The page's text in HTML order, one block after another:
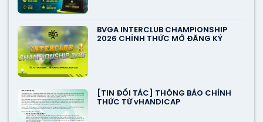
BVGA INTERCLUB CHAMPIONSHIP
2026 CHÍNH THỨC MỞ ĐĂNG KÝ
[TIN ĐỐI TÁC] THÔNG BÁO CHÍNH
THỨC TỪ vHANDICAP